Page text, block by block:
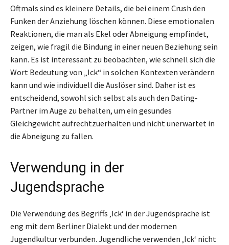
Oftmals sind es kleinere Details, die bei einem Crush den
Funken der Anziehung löschen können. Diese emotionalen
Reaktionen, die man als Ekel oder Abneigung empfindet,
zeigen, wie fragil die Bindung in einer neuen Beziehung sein
kann. Es ist interessant zu beobachten, wie schnell sich die
Wort Bedeutung von „Ick“ in solchen Kontexten verändern
kann und wie individuell die Auslöser sind. Daher ist es
entscheidend, sowohl sich selbst als auch den Dating-
Partner im Auge zu behalten, um ein gesundes
Gleichgewicht aufrechtzuerhalten und nicht unerwartet in
die Abneigung zu fallen.
Verwendung in der
Jugendsprache
Die Verwendung des Begriffs ‚Ick‘ in der Jugendsprache ist
eng mit dem Berliner Dialekt und der modernen
Jugendkultur verbunden. Jugendliche verwenden ‚Ick‘ nicht